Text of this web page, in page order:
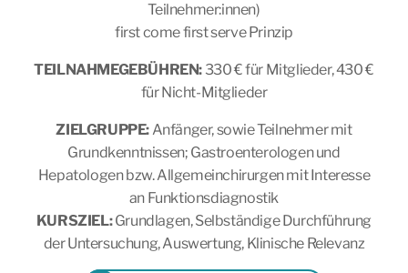
Teilnehmer:innen)
first come first serve Prinzip
TEILNAHMEGEBÜHREN: 330 € für Mitglieder, 430 €
für Nicht-Mitglieder
ZIELGRUPPE:Anfänger, sowie Teilnehmer mit
Grundkenntnissen; Gastroenterologen und
Hepatologen bzw. Allgemeinchirurgen mit Interesse
an Funktionsdiagnostik
KURSZIEL:Grundlagen, Selbständige Durchführung
der Untersuchung, Auswertung, Klinische Relevanz